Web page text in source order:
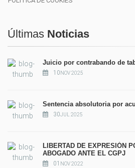
Últimas Noticias
Juicio por contrabando de
10 NOV 2025
Sentencia absolutoria por
30JUL 2025
LIBERTAD DE EXPRESIÓN
ABOGADO ANTE EL CGPJ
01 NOV 2022